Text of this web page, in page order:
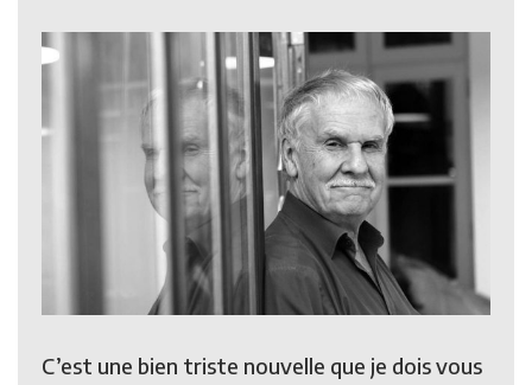
C’est une bien triste nouvelle que je dois vous